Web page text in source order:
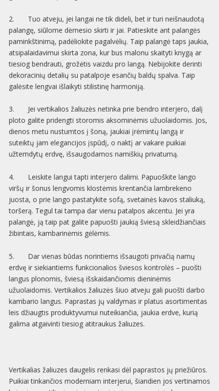
2. Tuo atveju, jei langai ne tik dideli, bet ir turi neišnaudotą
palangę, siūlome dėmesio skirti ir jai. Patieskite ant palangės
paminkštinimą, padėliokite pagalvėlių. Taip palangė taps jaukia,
atsipalaidavimui skirta zona, kur bus malonu skaityti knygą ar
tiesiog bendrauti, grožėtis vaizdu pro langą. Nebijokite derinti
dekoracinių detalių su patalpoje esančių baldų spalva. Taip
galėsite lengvai išlaikyti stilistinę harmoniją.
3. Jei vertikalios žaliuzės netinka prie bendro interjero, dalį
ploto galite pridengti storomis aksominėmis užuolaidomis. Jos,
dienos metu nustumtos į šoną, jaukiai įrėmintų langą ir
suteiktų jam elegancijos įspūdį, o naktį ar vakare puikiai
užtemdytų erdvę, išsaugodamos namiškių privatumą.
4. Leiskite langui tapti interjero dalimi. Papuoškite lango
viršų ir šonus lengvomis klostėmis krentančia lambrekeno
juosta, o prie lango pastatykite sofą, svetainės kavos staliuką,
toršerą. Tegul tai tampa dar vienu patalpos akcentu. Jei yra
palangė, ją taip pat galite papuošti jaukią šviesą skleidžiančiais
žibintais, kambarinėmis gėlėmis.
5. Dar vienas būdas norintiems išsaugoti privačią namų
erdvę ir siekiantiems funkcionalios šviesos kontrolės – puošti
langus plonomis, šviesą išskaidančiomis dieninėmis
užuolaidomis. Vertikalios žaliuzės šiuo atveju gali puošti darbo
kambario langus. Paprastas jų valdymas ir platus asortimentas
leis džiaugtis produktyvumui nuteikiančia, jaukia erdve, kurią
galima atgaivinti tiesiog atitraukus žaliuzes.
Vertikalias žaliuzes daugelis renkasi dėl paprastos jų priežiūros.
Puikiai tinkančios moderniam interjerui, šiandien jos vertinamos